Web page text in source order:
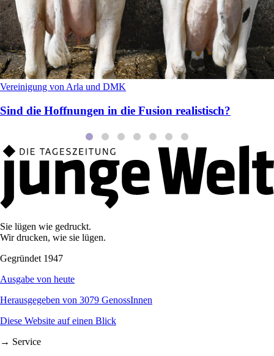
Vereinigung von Arla und DMK
Sind die Hoffnungen in die Fusion realistisch?
Sie lügen wie gedruckt.
Wir drucken, wie sie lügen.
Gegründet 1947
Ausgabe von heute
Herausgegeben von 3079 GenossInnen
Diese Website auf einen Blick
→ Service